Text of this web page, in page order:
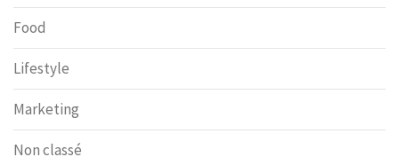
Food
Lifestyle
Marketing
Non classé